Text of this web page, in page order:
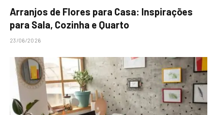
Arranjos de Flores para Casa: Inspirações
para Sala, Cozinha e Quarto
23/06/2026